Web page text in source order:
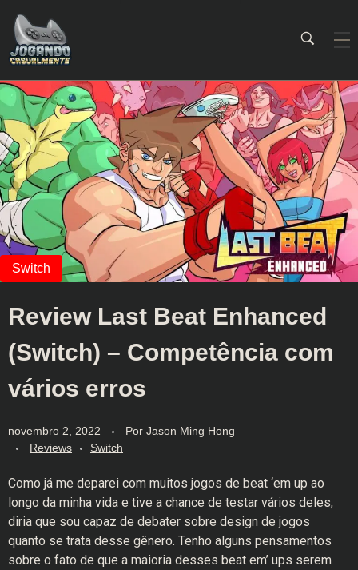
Jogando Casualmente
Conteúdo family friendly sobre games! Desde 2019 analisando jogos.
Review Last Beat Enhanced
(Switch) – Competência com
vários erros
novembro 2, 2022 Por Jason Ming Hong
Reviews
Switch
Como já me deparei com muitos jogos de beat ‘em up ao
longo da minha vida e tive a chance de testar vários deles,
diria que sou capaz de debater sobre design de jogos
quanto se trata desse gênero. Tenho alguns pensamentos
sobre o fato de que a maioria desses beat em’ ups serem